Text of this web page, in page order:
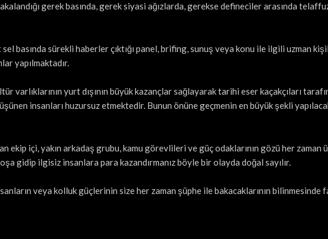
gerek basında, gerek siyasi ağızlarda, gerekse defineciler arasında
basında sürekli haberler çıktığı panel, brifing, sunuş veya konu ile ilgili uzman
yapılmaktadır.
varlıklarının yurt dışının büyük kazançlar sağlayarak tarihi eser kaçakçıları
insanları huzursuz etmektedir. Bunun önüne geçmenin en büyük şekli
ekip içi, yakın arkadaş grubu, kamu görevlileri ve güç odaklarının gözü her zaman
gidip ilgisiz insanlara para kazandırmanız böyle bir olayda doğal sayılır.
veya kolluk güçlerinin size her zaman şüphe ile bakacaklarının bilinmesinde